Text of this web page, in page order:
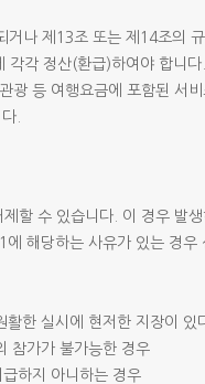
나 제13조 또는 제14조의
각 정산(환급)하여야 합니다.
등 여행요금에 포함된 서
.
수 있습니다. 이 경우 발
해당하는 사유가 있는 경
한 실시에 현저한 지장이 있
참가가 불가능한 경우
하지 아니하는 경우